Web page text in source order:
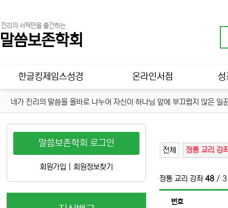
진리의 서적만을 출간하는
말씀보존학회
메인 메뉴
한글킹제임스성경 온라인서점 성
네가 진리의 말씀을 올바로 나누어 자신이 하나님 앞에 부끄럽지 않은
전체 정통 교리 강
정통 교리 강좌 48 / 3
번호
말씀보존학회 로그인
회원가입 회원정보찾기